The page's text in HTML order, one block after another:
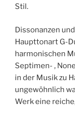
Stil.
Dissonanzen
Haupttonart G-
harmonischen
Septimen- ,
in der Musik zu
ungewöhnlich
Werk eine